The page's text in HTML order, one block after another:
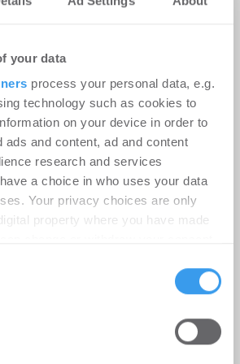
your data
process your personal data, e.g.
technology such as cookies to
on your device in order to
ads and content, ad and content
research and services
a choice in who uses your data
Your privacy choices are only
property where you have made
how your personal data is processed
in the
Starker operativer
H1; geopolitische
Artikel Wenn noch nicht